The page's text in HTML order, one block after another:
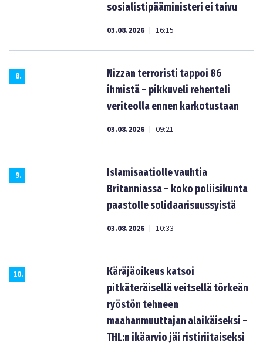
sosialistipääministeri ei taivu
03.08.2026 | 16:15
8.
Nizzan terroristi tappoi 86
ihmistä – pikkuveli rehenteli
veriteolla ennen karkotustaan
03.08.2026 | 09:21
9.
Islamisaatiolle vauhtia
Britanniassa – koko poliisikunta
paastolle solidaarisuussyistä
03.08.2026 | 10:33
10.
Käräjäoikeus katsoi
pitkäteräisellä veitsellä törkeän
ryöstön tehneen
maahanmuuttajan alaikäiseksi –
THL:n ikäarvio jäi ristiriitaiseksi